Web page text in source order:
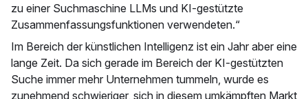
zu einer Suchmaschine LLMs und KI-gestützte
Zusammenfassungsfunktionen verwendeten.“
Im Bereich der künstlichen Intelligenz ist ein Jahr aber eine
lange Zeit. Da sich gerade im Bereich der KI-gestützten
Suche immer mehr Unternehmen tummeln, wurde es
zunehmend schwieriger, sich in diesem umkämpften Markt